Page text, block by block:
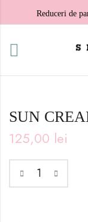
Reduceri de
SUN
125,00 lei